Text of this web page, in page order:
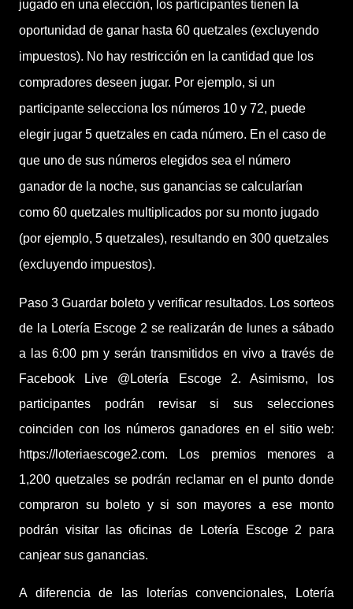
jugado en una elección, los participantes tienen la
oportunidad de ganar hasta 60 quetzales (excluyendo
impuestos). No hay restricción en la cantidad que los
compradores deseen jugar. Por ejemplo, si un
participante selecciona los números 10 y 72, puede
elegir jugar 5 quetzales en cada número. En el caso de
que uno de sus números elegidos sea el número
ganador de la noche, sus ganancias se calcularían
como 60 quetzales multiplicados por su monto jugado
(por ejemplo, 5 quetzales), resultando en 300 quetzales
(excluyendo impuestos).
Paso 3 Guardar boleto y verificar resultados. Los sorteos
de la Lotería Escoge 2 se realizarán de lunes a sábado
a las 6:00 pm y serán transmitidos en vivo a través de
Facebook Live @Lotería Escoge 2. Asimismo, los
participantes podrán revisar si sus selecciones
coinciden con los números ganadores en el sitio web:
https://loteriaescoge2.com. Los premios menores a
1,200 quetzales se podrán reclamar en el punto donde
compraron su boleto y si son mayores a ese monto
podrán visitar las oficinas de Lotería Escoge 2 para
canjear sus ganancias.
A diferencia de las loterías convencionales, Lotería